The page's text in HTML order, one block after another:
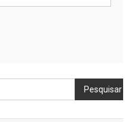
Pesquisar